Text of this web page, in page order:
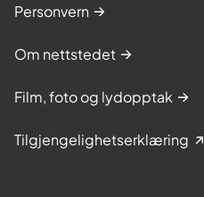
Personvern
Om nettstedet
Film, foto og lydopptak
Tilgjengelighetserklæring